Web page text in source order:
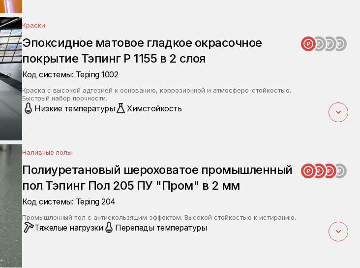
Краски
Эпоксидное матовое гладкое окрасочное
покрытие Тэпинг Р 1155 в 2 слоя
Код системы: Teping 1002
Краска с высокой адгезией к основанию, коррозионной и атмосферо-стойкостью.
Быстрый набор прочности.
Низкие температуры Химстойкость
Наливные полы
Полиуретановый шероховатое промышленный
пол Тэпинг Пол 205 ПУ "Пром" в 2 мм
Код системы: Teping 204
Промышленный пол с антискользящим эффектом. Высокой стойкостью к истиранию.
Тяжелые нагрузки Перепады температуры